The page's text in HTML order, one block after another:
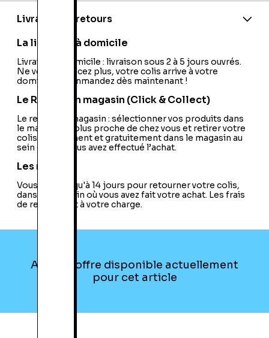
Nombre d'Enceintes:
Enceinte Active / Passive:
Bluetooth:
Oui
Wifi:
HDMI:
Station d'Accueil PMP:Connexion Bluetooth
Projecteur de Son:
Oui + Caisson de Basses
Système d'Enceintes:Barre de Son + Caisson
de Basses
Ethernet:
Non
Port USB:
Non
Type de Station d'Accueil:
Audio Haute Définition:Non
Décodeurs:
Dolby Digital + DTS
Enceintes Sans Fil:Caisson de Basses Sans Fil
Multiroom:
Non
Livraison et retours
La livraison à domicile
Livraison à domicile : livraison sous 2 à 5 jours ouvrés.
Ne vous déplacez plus, votre colis arrive à votre
domicile ! Commandez dès maintenant !
Le Retrait en magasin (Click & Collect)
Le retrait en magasin : sélectionner vos produits dans
le magasin le plus proche de chez vous et retirer votre
colis directement et gratuitement dans le magasin au
sein duquel vous avez effectué l’achat.
Les retours
Vous avez jusqu'à 14 jours pour retourner votre colis,
dans le magasin où vous avez fait votre achat. Les frais
de retour sont à votre charge.
Aucune offre disponible actuellement
pour cet article